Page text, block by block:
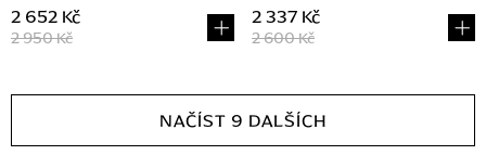
2 950 Kč
2 652 Kč
2 600 Kč
2 337 Kč
O
NAČÍST 9 DALŠÍCH